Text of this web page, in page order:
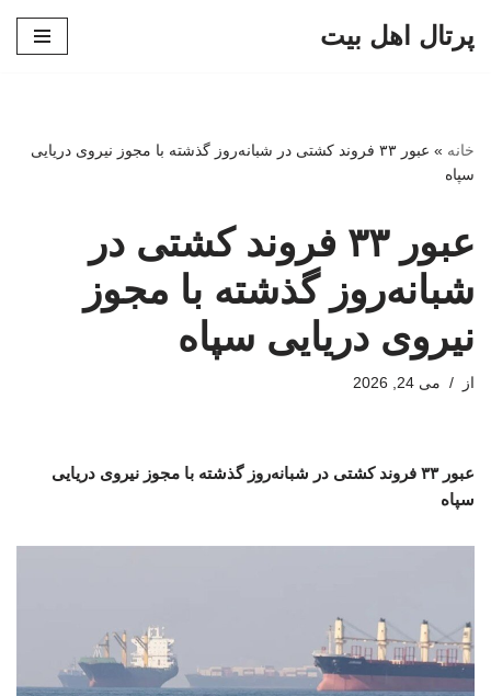
پرتال اهل بیت
خانه »
عبور ۳۳ فروند کشتی در شبانه‌روز گذشته با مجوز نیروی دریایی
سپاه
عبور ۳۳ فروند کشتی در
شبانه‌روز گذشته با مجوز
نیروی دریایی سپاه
از می 24, 2026
عبور ۳۳ فروند کشتی در شبانه‌روز گذشته با مجوز نیروی دریایی
سپاه